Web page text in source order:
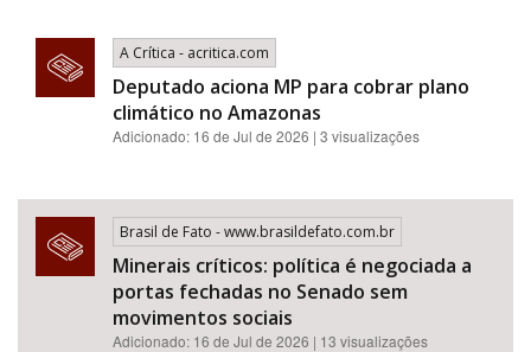
A Crítica - acritica.com
Deputado aciona MP para cobrar plano
climático no Amazonas
Adicionado: 16 de Jul de 2026 | 3 visualizações
Brasil de Fato - www.brasildefato.com.br
Minerais críticos: política é negociada a
portas fechadas no Senado sem
movimentos sociais
Adicionado: 16 de Jul de 2026 | 13 visualizações